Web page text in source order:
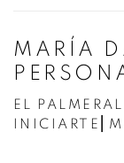
MARÍA
EL